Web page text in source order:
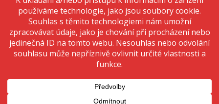
zážitek z prohlížení a zobrazovali personalizované reklamy. Souhlas s
těmito technologiemi nám umožní zpracovávat údaje, jako je chování
při procházení nebo jedinečná ID na tomto webu. Nesouhlas nebo
odvolání souhlasu může nepříznivě ovlivnit určité vlastnosti a funkce.
Přijmout
Odmítnout
SobotaZavřeno
Neděle Zavřeno